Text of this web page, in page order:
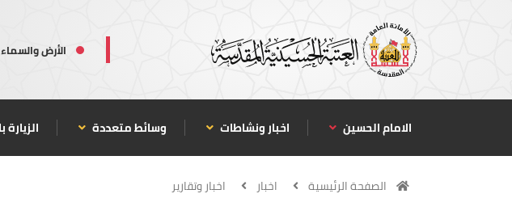
الأرض
الامام الحسين اخبار ونشاطات وسائط متعددة الزيارة
الصفحة الرئيسية اخبار اخبار وتقارير